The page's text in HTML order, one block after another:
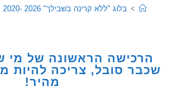
בלוג "ללא קרינה בשבילך" 2026 -2020 >
הראשונה של מי שמודע
סובל, צריכה להיות מד
מהיר!